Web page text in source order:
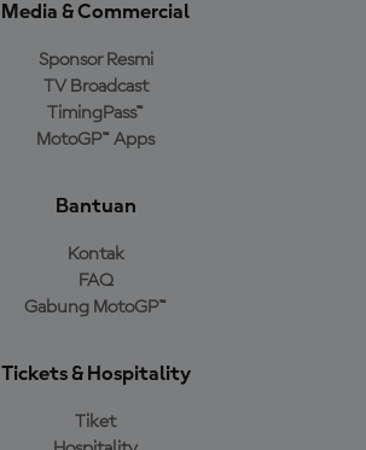
Media & Commercial
Sponsor Resmi
TV Broadcast
TimingPass™
MotoGP™ Apps
Bantuan
Kontak
FAQ
Gabung MotoGP™
Tickets & Hospitality
Tiket